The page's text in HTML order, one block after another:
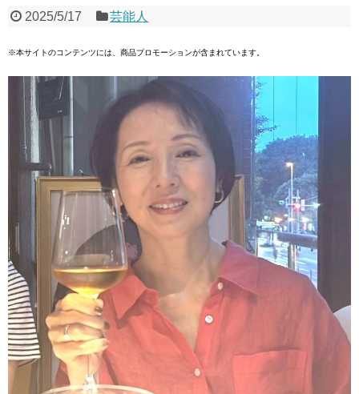
2025/5/17 芸能人
※本サイトのコンテンツには、商品プロモーションが含まれています。